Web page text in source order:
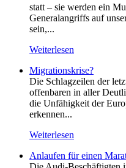
statt – sie werden ein
Generalangriffs auf
sein,...
Weiterlesen
Migrationskrise?
Die Schlagzeilen der
offenbaren in aller
die Unfähigkeit der
erkennen...
Weiterlesen
Anlaufen für einen